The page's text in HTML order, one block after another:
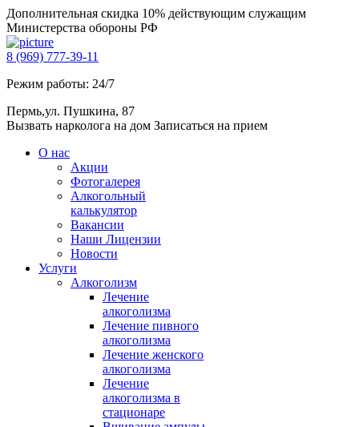
Дополнительная скидка 10% действующим служащим
Министерства обороны РФ
8 (969) 777-39-11
Режим работы: 24/7
Пермь,ул. Пушкина, 87
Вызвать нарколога на дом Записаться на прием
О нас
Акции
Фотогалерея
Алкогольный
калькулятор
Вакансии
Наши Лицензии
Новости
Услуги
Алкоголизм
Лечение
алкоголизма
Лечение пивного
алкоголизма
Лечение женского
алкоголизма
Лечение
алкоголизма в
стационаре